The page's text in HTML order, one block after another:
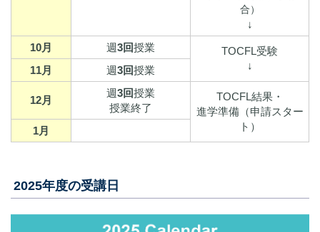
合）
↓
10月
週3回授業
TOCFL受験
↓
11月 週3回授業
12月
週3回授業
授業終了
TOCFL結果・
進学準備（申請スター
ト）
1月
2025年度の受講日